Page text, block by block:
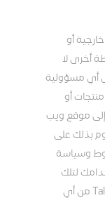
أو
أخرى لا
أي مسؤولية
أو
إلى موقع ويب
بذلك على
وسياسة
لتلك
المواقع. إنك تعفي صراحة شركة Talentera من أي